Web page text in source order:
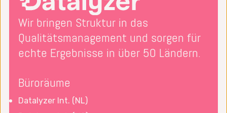
Wir bringen Struktur in das
Qualitätsmanagement und sorgen für
echte Ergebnisse in über 50 Ländern.
Büroräume
Datalyzer Int. (NL)